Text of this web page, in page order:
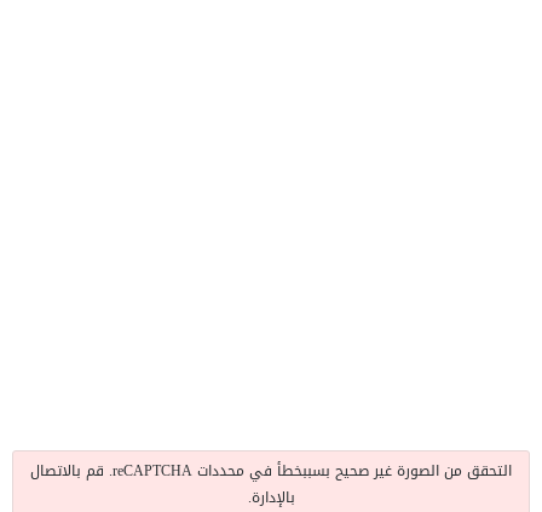
التحقق من الصورة غير صحيح بسببخطأ في محددات reCAPTCHA. قم بالاتصال
بالإدارة.